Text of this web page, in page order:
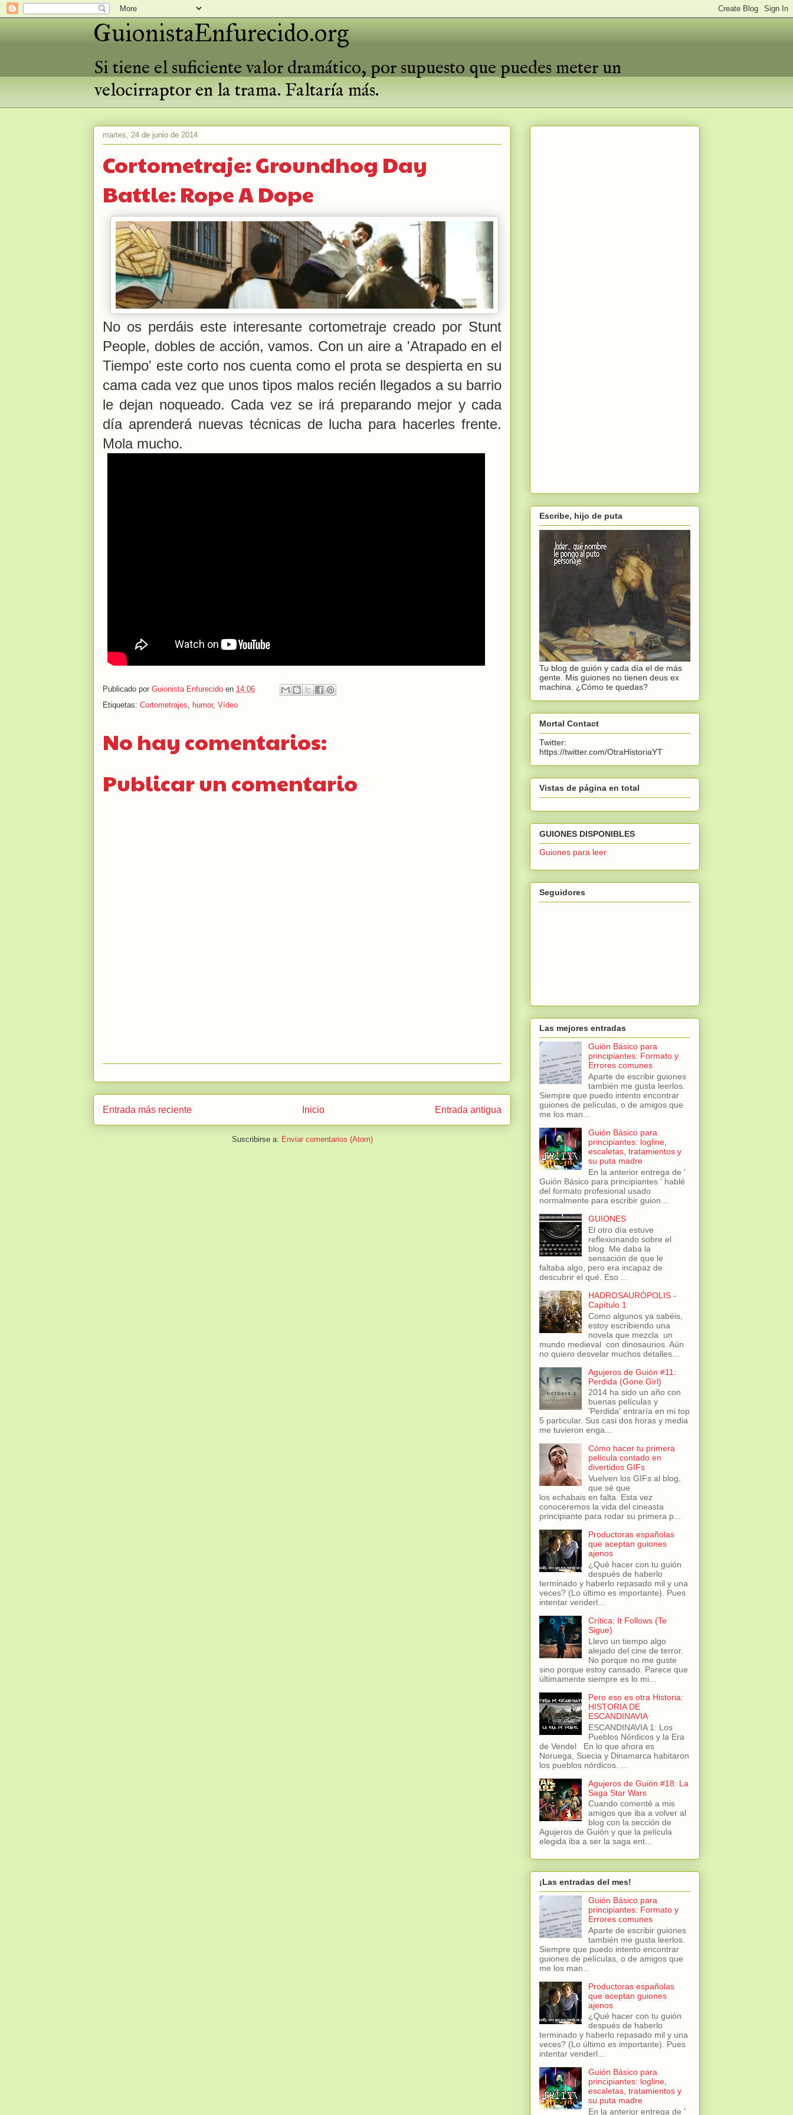
GuionistaEnfurecido.org
Si tiene el suficiente valor dramático, por supuesto que puedes meter un
velocirraptor en la trama. Faltaría más.
martes, 24 de junio de 2014
Cortometraje: Groundhog Day
Battle: Rope A Dope
No os perdáis este interesante cortometraje creado por Stunt
People, dobles de acción, vamos. Con un aire a 'Atrapado en el
Tiempo' este corto nos cuenta como el prota se despierta en su
cama cada vez que unos tipos malos recién llegados a su barrio
le dejan noqueado. Cada vez se irá preparando mejor y cada
día aprenderá nuevas técnicas de lucha para hacerles frente.
Mola mucho.
Publicado por Guionista Enfurecido en 14:06
Etiquetas: Cortometrajes, humor, Vídeo
No hay comentarios:
Publicar un comentario
Entrada más reciente Entrada antigua
Inicio
Suscribirse a: Enviar comentarios (Atom)
Escribe, hijo de puta
Tu blog de guión y cada día el de más
gente. Mis guiones no tienen deus ex
machina. ¿Cómo te quedas?
Mortal Contact
Twitter:
https://twitter.com/OtraHistoriaYT
Vistas de página en total
GUIONES DISPONIBLES
Guiones para leer
Seguidores
Las mejores entradas
Guión Básico para
principiantes: Formato y
Errores comunes
Aparte de escribir guiones
también me gusta leerlos.
Siempre que puedo intento encontrar
guiones de películas, o de amigos que
me los man...
Guión Básico para
principiantes: logline,
escaletas, tratamientos y
su puta madre
En la anterior entrega de '
Guión Básico para principiantes ' hablé
del formato profesional usado
normalmente para escribir guion...
GUIONES
El otro día estuve
reflexionando sobre el
blog. Me daba la
sensación de que le
faltaba algo, pero era incapaz de
descubrir el qué. Eso ...
HADROSAURÓPOLIS -
Capítulo 1
Como algunos ya sabéis,
estoy escribiendo una
novela que mezcla un
mundo medieval con dinosaurios. Aún
no quiero desvelar muchos detalles...
Agujeros de Guión #11:
Perdida (Gone Girl)
2014 ha sido un año con
buenas películas y
'Perdida' entraría en mi top
5 particular. Sus casi dos horas y media
me tuvieron enga...
Cómo hacer tu primera
película contado en
divertidos GIFs
Vuelven los GIFs al blog,
que sé que
los echabais en falta. Esta vez
conoceremos la vida del cineasta
principiante para rodar su primera p...
Productoras españolas
que aceptan guiones
ajenos
¿Qué hacer con tu guión
después de haberlo
terminado y haberlo repasado mil y una
veces? (Lo último es importante). Pues
intentar venderl...
Crítica: It Follows (Te
Sigue)
Llevo un tiempo algo
alejado del cine de terror.
No porque no me guste
sino porque estoy cansado. Parece que
últimamente siempre es lo mi...
Pero eso es otra Historia:
HISTORIA DE
ESCANDINAVIA
ESCANDINAVIA 1: Los
Pueblos Nórdicos y la Era
de Vendel En lo que ahora es
Noruega, Suecia y Dinamarca habitaron
los pueblos nórdicos. ...
Agujeros de Guión #18: La
Saga Star Wars
Cuando comenté a mis
amigos que iba a volver al
blog con la sección de
Agujeros de Guión y que la película
elegida iba a ser la saga ent...
¡Las entradas del mes!
Guión Básico para
principiantes: Formato y
Errores comunes
Aparte de escribir guiones
también me gusta leerlos.
Siempre que puedo intento encontrar
guiones de películas, o de amigos que
me los man...
Productoras españolas
que aceptan guiones
ajenos
¿Qué hacer con tu guión
después de haberlo
terminado y haberlo repasado mil y una
veces? (Lo último es importante). Pues
intentar venderl...
Guión Básico para
principiantes: logline,
escaletas, tratamientos y
su puta madre
En la anterior entrega de '